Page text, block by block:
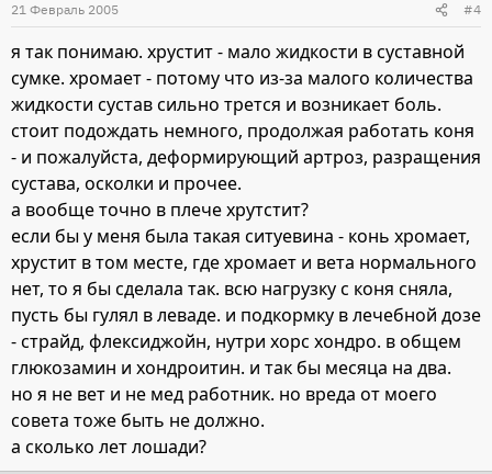
21 Февраль 2005 #4
я так понимаю. хрустит - мало жидкости в суставной
сумке. хромает - потому что из-за малого количества
жидкости сустав сильно трется и возникает боль.
стоит подождать немного, продолжая работать коня
- и пожалуйста, деформирующий артроз, разращения
сустава, осколки и прочее.
а вообще точно в плече хрутстит?
если бы у меня была такая ситуевина - конь хромает,
хрустит в том месте, где хромает и вета нормального
нет, то я бы сделала так. всю нагрузку с коня сняла,
пусть бы гулял в леваде. и подкормку в лечебной дозе
- страйд, флексиджойн, нутри хорс хондро. в общем
глюкозамин и хондроитин. и так бы месяца на два.
но я не вет и не мед работник. но вреда от моего
совета тоже быть не должно.
а сколько лет лошади?